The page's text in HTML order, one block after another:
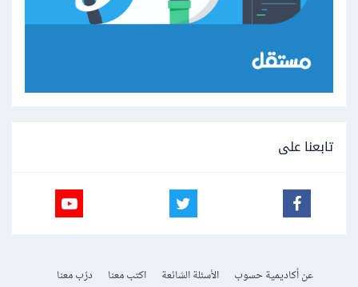
تابعنا على
عن أكاديمية حسوب الأسئلة الشائعة اكتب معنا
درّب معنا